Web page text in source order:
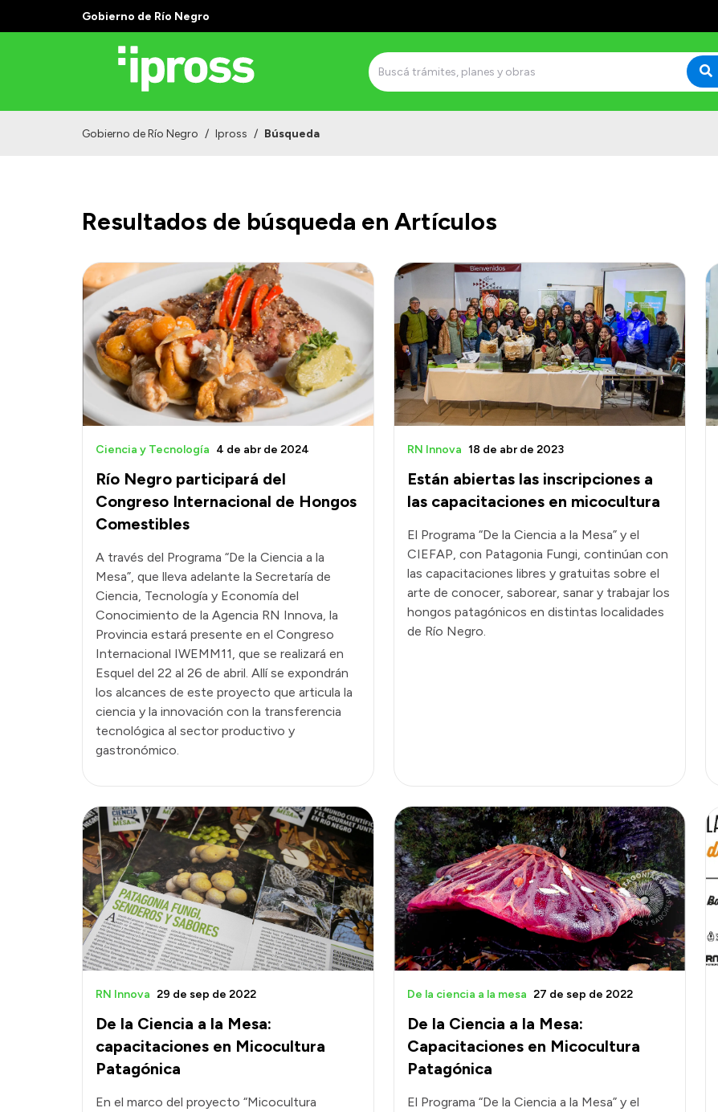
Gobierno de Río Negro
Gobierno de Río Negro / Ipross / Búsqueda
Resultados de búsqueda en Artículos
Río Negro participará del
Congreso Internacional de Hongos
Comestibles
Ciencia y Tecnología 4 de abr de 2024
A través del Programa “De la Ciencia a la
Mesa”, que lleva adelante la Secretaría de
Ciencia, Tecnología y Economía del
Conocimiento de la Agencia RN Innova, la
Provincia estará presente en el Congreso
Internacional IWEMM11, que se realizará en
Esquel del 22 al 26 de abril. Allí se expondrán
los alcances de este proyecto que articula la
ciencia y la innovación con la transferencia
tecnológica al sector productivo y
gastronómico.
Están abiertas las inscripciones a
las capacitaciones en micocultura
RN Innova 18 de abr de 2023
El Programa “De la Ciencia a la Mesa” y el
CIEFAP, con Patagonia Fungi, continúan con
las capacitaciones libres y gratuitas sobre el
arte de conocer, saborear, sanar y trabajar los
hongos patagónicos en distintas localidades
de Río Negro.
De la Ciencia a la Mesa:
capacitaciones en Micocultura
Patagónica
RN Innova 29 de sep de 2022
En el marco del proyecto “Micocultura
De la Ciencia a la Mesa:
Capacitaciones en Micocultura
Patagónica
De la ciencia a la mesa 27 de sep de 2022
El Programa “De la Ciencia a la Mesa” y el